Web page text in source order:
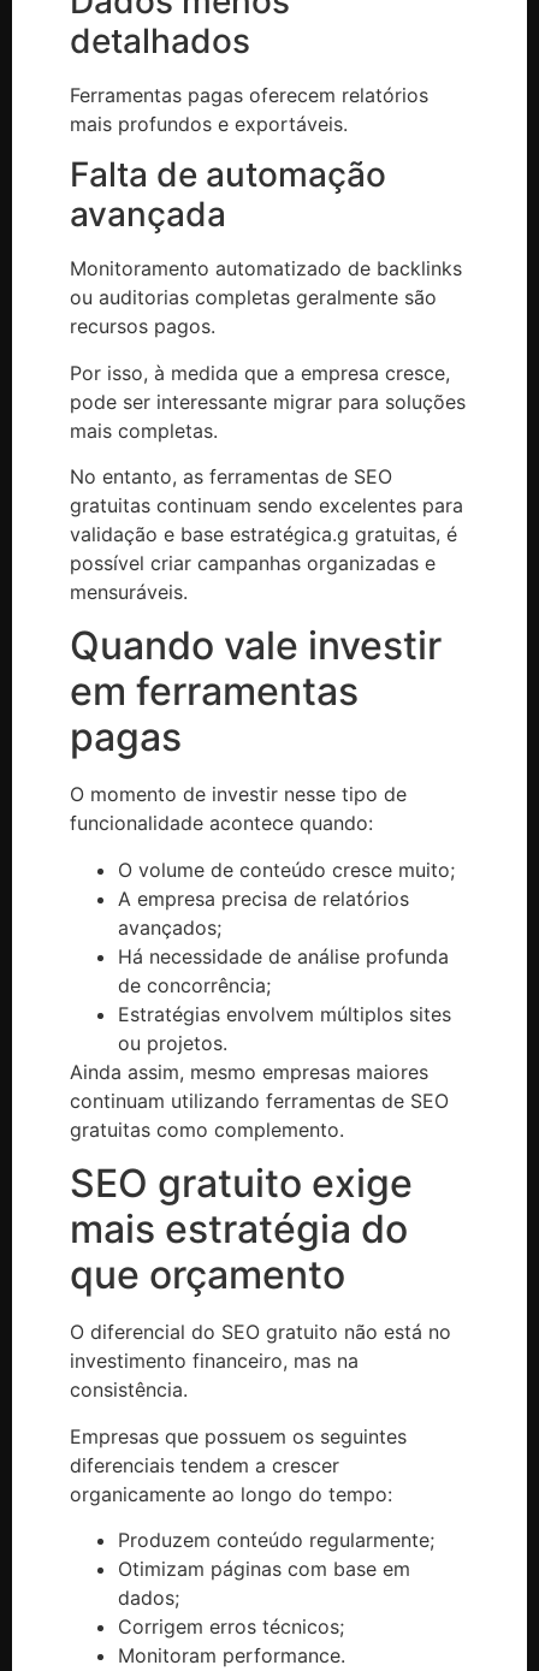
detalhados
Ferramentas pagas oferecem relatórios
mais profundos e exportáveis.
Falta de automação
avançada
Monitoramento automatizado de backlinks
ou auditorias completas geralmente são
recursos pagos.
Por isso, à medida que a empresa cresce,
pode ser interessante migrar para soluções
mais completas.
No entanto, as ferramentas de SEO
gratuitas continuam sendo excelentes para
validação e base estratégica.g gratuitas, é
possível criar campanhas organizadas e
mensuráveis.
Quando vale investir
em ferramentas
pagas
O momento de investir nesse tipo de
funcionalidade acontece quando:
O volume de conteúdo cresce muito;
A empresa precisa de relatórios
avançados;
Há necessidade de análise profunda
de concorrência;
Estratégias envolvem múltiplos sites
ou projetos.
Ainda assim, mesmo empresas maiores
continuam utilizando ferramentas de SEO
gratuitas como complemento.
SEO gratuito exige
mais estratégia do
que orçamento
O diferencial do SEO gratuito não está no
investimento financeiro, mas na
consistência.
Empresas que possuem os seguintes
diferenciais tendem a crescer
organicamente ao longo do tempo:
Produzem conteúdo regularmente;
Otimizam páginas com base em
dados;
Corrigem erros técnicos;
Monitoram performance.